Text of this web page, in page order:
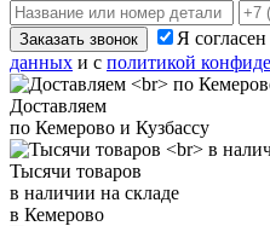
Заказать звонок Я согласен
данных и с политикой
Доставляем
по Кемерово и Кузбассу
Тысячи товаров
в наличии на складе
в Кемерово